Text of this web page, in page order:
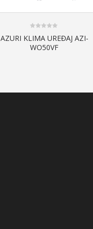
out
of
5
AZURI KLIMA UREĐAJ AZI-
WO50VF